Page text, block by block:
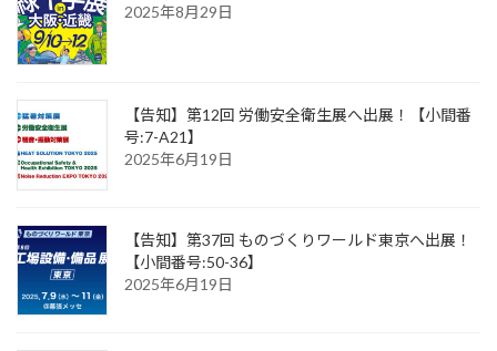
2025年8月29日
【告知】第12回 労働安全衛生展へ出展！【小間番
号:7-A21】
2025年6月19日
【告知】第37回 ものづくりワールド東京へ出展！
【小間番号:50-36】
2025年6月19日